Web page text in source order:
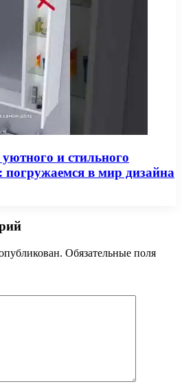
и стильного
погружаемся в мир дизайна
Обязательные поля